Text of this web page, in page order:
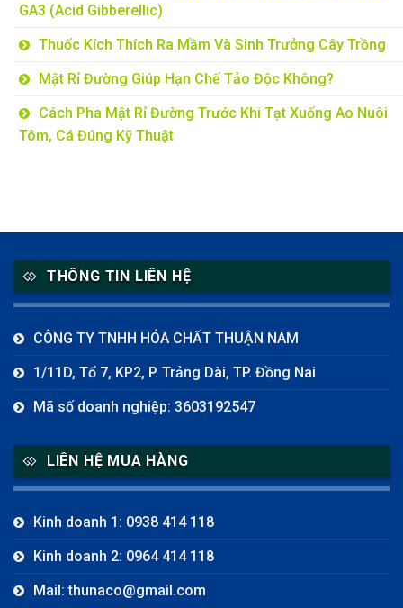
GA3 (Acid Gibberellic)
Thuốc Kích Thích Ra Mầm Và Sinh Trưởng Cây Trồng
Mật Rỉ Đường Giúp Hạn Chế Tảo Độc Không?
Cách Pha Mật Rỉ Đường Trước Khi Tạt Xuống Ao Nuôi
Tôm, Cá Đúng Kỹ Thuật
THÔNG TIN LIÊN HỆ
CÔNG TY TNHH HÓA CHẤT THUẬN NAM
1/11D, Tổ 7, KP2, P. Trảng Dài, TP. Đồng Nai
Mã số doanh nghiệp: 3603192547
LIÊN HỆ MUA HÀNG
Kinh doanh 1: 0938 414 118
Kinh doanh 2: 0964 414 118
Mail: thunaco@gmail.com